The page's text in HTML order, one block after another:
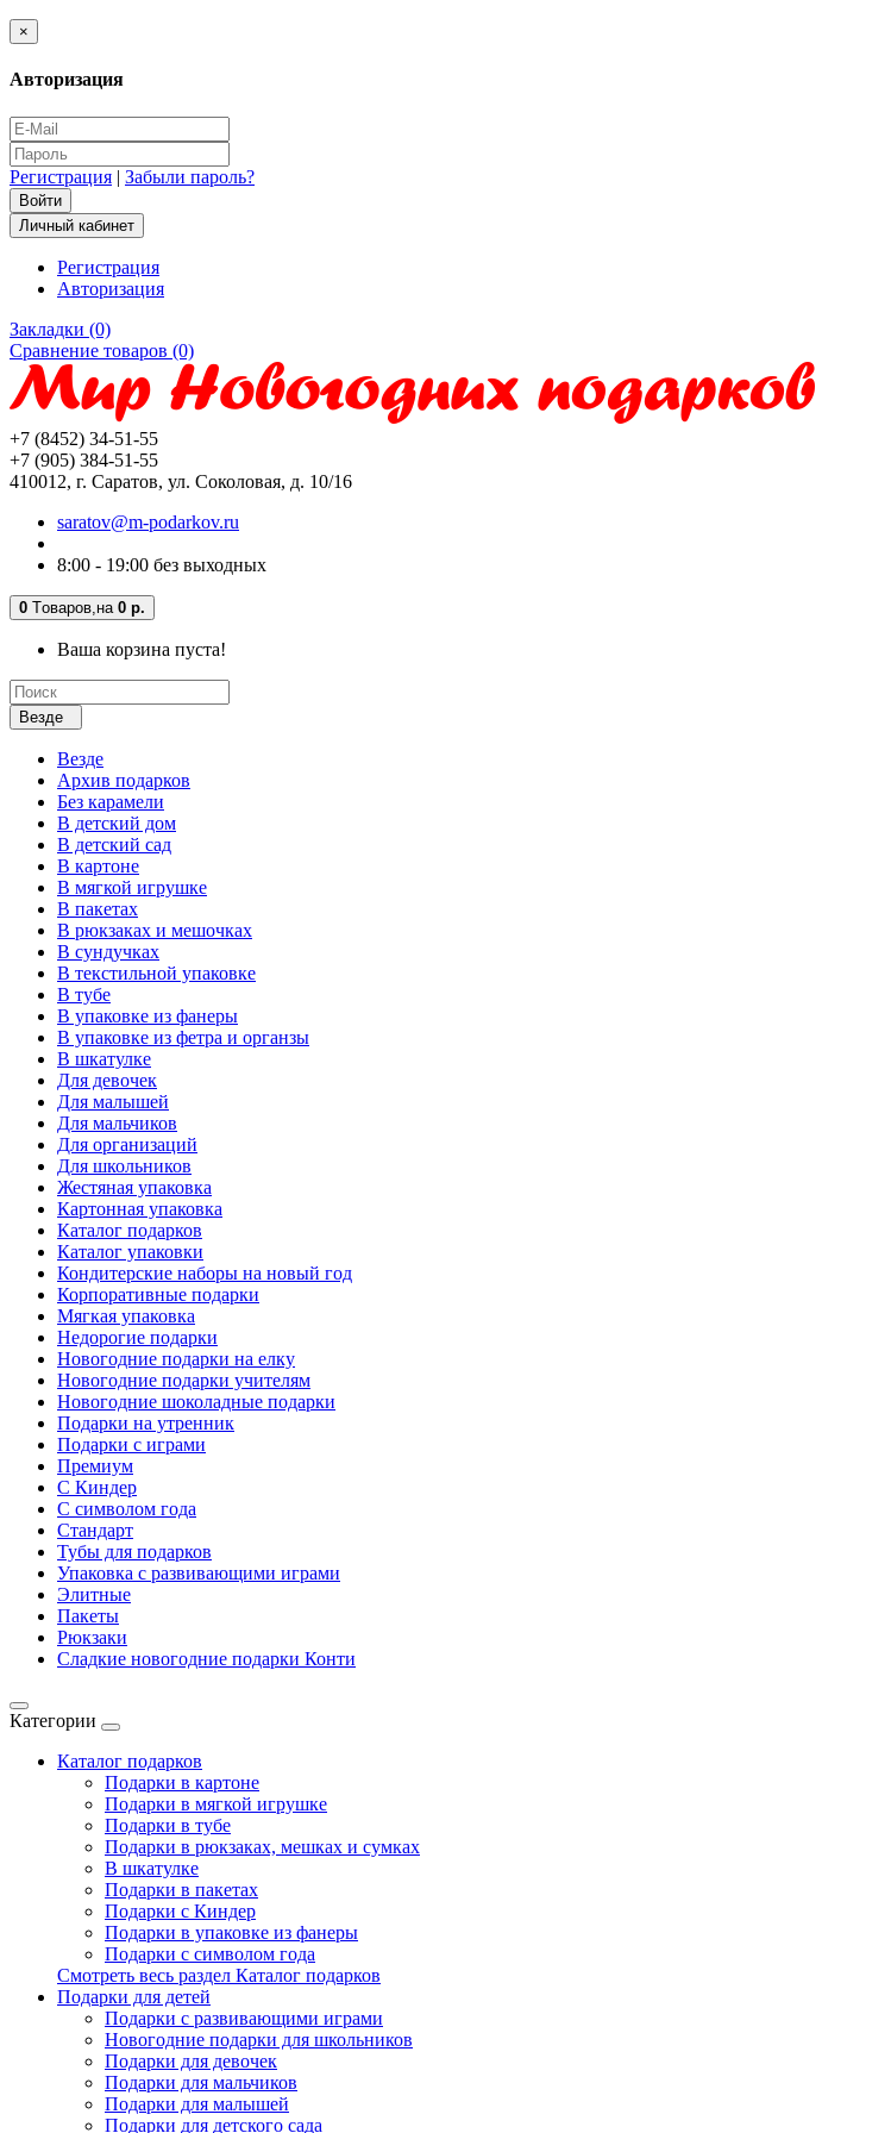
×
Авторизация
Регистрация | Забыли пароль?
Личный кабинет
Регистрация
Авторизация
Закладки (0)
Сравнение товаров (0)
+7 (8452) 34-51-55
+7 (905) 384-51-55
410012, г. Саратов, ул. Соколовая, д. 10/16
saratov@m-podarkov.ru
8:00 - 19:00 без выходных
0 Tоваров, на 0 р.
Ваша корзина пуста!
Везде
Везде
Архив подарков
Без карамели
В детский дом
В детский сад
В картоне
В мягкой игрушке
В пакетах
В рюкзаках и мешочках
В сундучках
В текстильной упаковке
В тубе
В упаковке из фанеры
В упаковке из фетра и органзы
В шкатулке
Для девочек
Для малышей
Для мальчиков
Для организаций
Для школьников
Жестяная упаковка
Картонная упаковка
Каталог подарков
Каталог упаковки
Кондитерские наборы на новый год
Корпоративные подарки
Мягкая упаковка
Недорогие подарки
Новогодние подарки на елку
Новогодние подарки учителям
Новогодние шоколадные подарки
Подарки на утренник
Подарки с играми
Премиум
С Киндер
С символом года
Стандарт
Тубы для подарков
Упаковка с развивающими играми
Элитные
Пакеты
Рюкзаки
Сладкие новогодние подарки Конти
Категории
Каталог подарков
Подарки в картоне
Подарки в мягкой игрушке
Подарки в тубе
Подарки в рюкзаках, мешках и сумках
В шкатулке
Подарки в пакетах
Подарки с Киндер
Подарки в упаковке из фанеры
Подарки с символом года
Смотреть весь раздел Каталог подарков
Подарки для детей
Подарки с развивающими играми
Новогодние подарки для школьников
Подарки для девочек
Подарки для мальчиков
Подарки для малышей
Подарки для детского сада